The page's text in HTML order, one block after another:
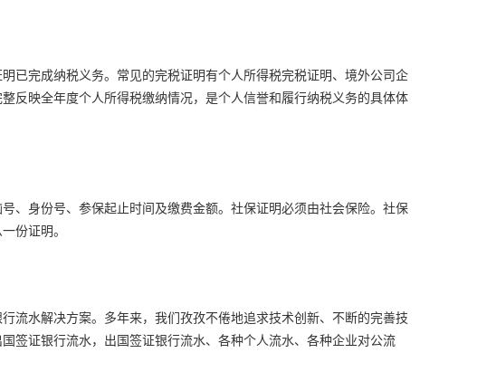
已完成纳税义务。常见的完税证明有个人所得税完税证明、境外公司企
反映全年度个人所得税缴纳情况，是个人信誉和履行纳税义务的具体体
、身份号、参保起止时间及缴费金额。社保证明必须由社会保险。社保
份证明。
流水解决方案。多年来，我们孜孜不倦地追求技术创新、不断的完善技
签证银行流水，出国签证银行流水、各种个人流水、各种企业对公流